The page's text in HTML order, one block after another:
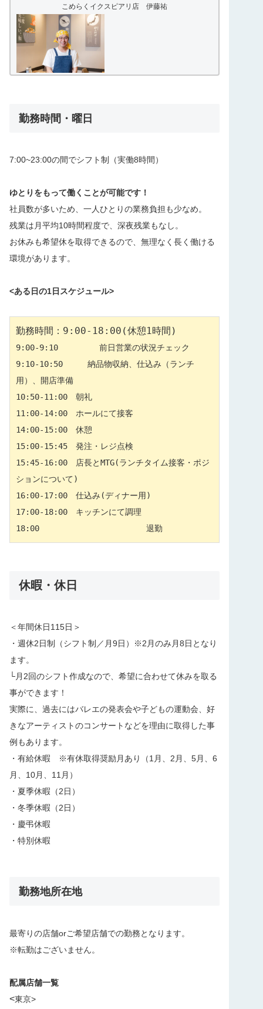
こめらくイクスピアリ店 伊藤祐
勤務時間・曜日
7:00~23:00の間でシフト制（実働8時間）
ゆとりをもって働くことが可能です！
社員数が多いため、一人ひとりの業務負担も少なめ。
残業は月平均10時間程度で、深夜残業もなし。
お休みも希望休を取得できるので、無理なく長く働ける
環境があります。
<ある日の1日スケジュール>
9:00-9:10　　　　　前日営業の状況チェック
9:10-10:50　　　納品物収納、仕込み（ランチ
用）、開店準備
10:50-11:00　朝礼
11:00-14:00　ホールにて接客
14:00-15:00　休憩
15:00-15:45　発注・レジ点検
15:45-16:00　店長とMTG(ランチタイム接客・ポジ
ションについて)
16:00-17:00　仕込み(ディナー用)
17:00-18:00　キッチンにて調理
18:00　　　　　　　　　　　　　退勤
休暇・休日
＜年間休日115日＞
・週休2日制（シフト制／月9日）※2月のみ月8日となり
ます。
└月2回のシフト作成なので、希望に合わせて休みを取る
事ができます！
実際に、過去にはバレエの発表会や子どもの運動会、好
きなアーティストのコンサートなどを理由に取得した事
例もあります。
・有給休暇 ※有休取得奨励月あり（1月、2月、5月、6
月、10月、11月）
・夏季休暇（2日）
・冬季休暇（2日）
・慶弔休暇
・特別休暇
勤務地所在地
最寄りの店舗orご希望店舗での勤務となります。
※転勤はございません。
配属店舗一覧
<東京>